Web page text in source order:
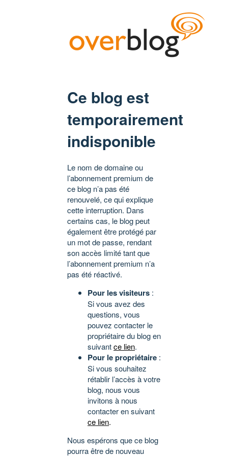
Ce blog est
temporairement
indisponible
Le nom de domaine ou
l’abonnement premium de
ce blog n’a pas été
renouvelé, ce qui explique
cette interruption. Dans
certains cas, le blog peut
également être protégé par
un mot de passe, rendant
son accès limité tant que
l’abonnement premium n’a
pas été réactivé.
Pour les visiteurs :
Si vous avez des
questions, vous
pouvez contacter le
propriétaire du blog en
suivantce lien.
Pour le propriétaire :
Si vous souhaitez
rétablir l’accès à votre
blog, nous vous
invitons à nous
contacter en suivant
ce lien.
Nous espérons que ce blog
pourra être de nouveau